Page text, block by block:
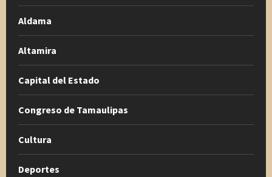
Aldama
Altamira
Capital del Estado
Congreso de Tamaulipas
Cultura
Deportes